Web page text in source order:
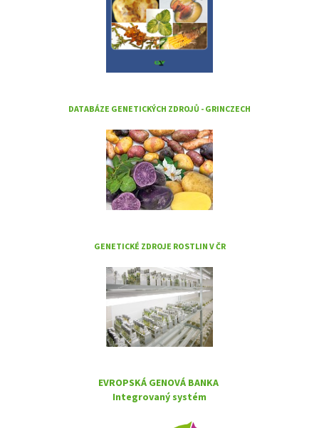
DATABÁZE GENETICKÝCH ZDROJŮ - GRINCZECH
GENETICKÉ ZDROJE ROSTLIN V ČR
EVROPSKÁ GENOVÁ BANKA
Integrovaný systém